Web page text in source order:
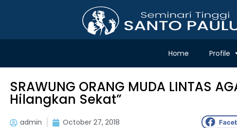
Home Profile
SRAWUNG ORANG MUDA LINTAS
Hilangkan Sekat”
admin October 27, 2018